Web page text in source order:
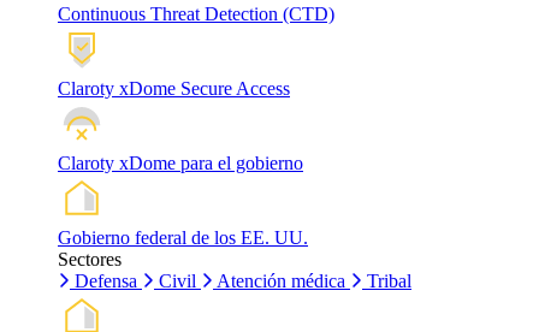
Continuous Threat Detection (CTD)
Claroty xDome Secure Access
Claroty xDome para el gobierno
Gobierno federal de los EE. UU.
Sectores
Defensa
Civil Atención médica Tribal